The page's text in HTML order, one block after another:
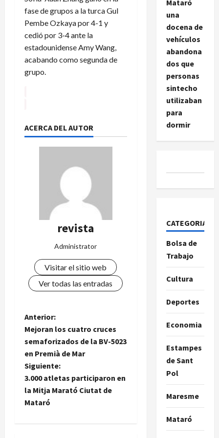
fase de grupos a la turca Gul
Pembe Ozkaya por 4-1 y
cedió por 3-4 ante la
estadounidense Amy Wang,
acabando como segunda de
grupo.
ACERCA DEL AUTOR
revista
Administrator
Visitar el sitio web
Ver todas las entradas
N
a
v
e
g
Anterior:
Mejoran los cuatro cruces
semaforizados de la BV-5023
en Premià de Mar
Siguiente:
3.000 atletas participaron en
la Mitja Marató Ciutat de
Mataró
Mataró
una
docena de
vehículos
abandona
dos que
personas
sintecho
utilizaban
para
dormir
CATEGORIAS
Bolsa de
Trabajo
Cultura
Deportes
Economia
Estampes
de Sant
Pol
Maresme
Mataró